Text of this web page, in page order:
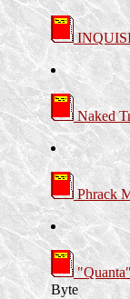
Naked
Phrack
Byte